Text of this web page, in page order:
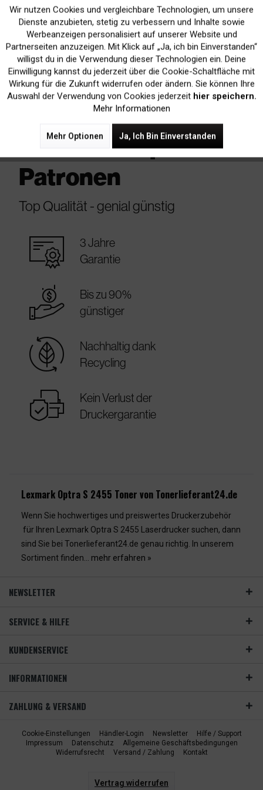
readytoship Sofort Versandfertig
Lieferfrist 1-3 Werktage
In DenWarenkorb
Unsere kompatiblen
Patronen
Top Qualität - genial günstig
warranty_certificate
3 Jahre
Garantie
best_price
Bis zu 90%
günstiger
sustainable
Nachhaltig dank
Recycling
warranty
Kein Verlust der
Druckergarantie
Lexmark Optra S 2455 Toner von Tonerlieferant24.de
Wenn Sie hochwertiges und preiswertes Druckerzubehör
für Ihren Lexmark Optra S 2455 Laserdrucker suchen, dann
sind Sie bei Tonerlieferant24.de genau richtig. In unserem
Sortiment finden... mehr erfahren »
NEWSLETTER
SERVICE & HILFE
KUNDENSERVICE
INFORMATIONEN
ZAHLUNG & VERSAND
Cookie-Einstellungen Händler-Login Newsletter
Hilfe / Support
Impressum
Datenschutz
Allgemeine Geschäftsbedingungen
Widerrufsrecht
Versand / Zahlung Kontakt
Vertrag widerrufen
Funktionale Aktiv
Marketing Inaktiv
Tracking Inaktiv
Wir nutzen Cookies und vergleichbare Technologien, um unsere
Dienste anzubieten, stetig zu verbessern und Inhalte sowie
Werbeanzeigen personalisiert auf unserer Website und
Partnerseiten anzuzeigen. Mit Klick auf „Ja, ich bin Einverstanden“
willigst du in die Verwendung dieser Technologien ein. Deine
Einwilligung kannst du jederzeit über die Cookie-Schaltfläche mit
Wirkung für die Zukunft widerrufen oder ändern. Sie können Ihre
Auswahl der Verwendung von Cookies jederzeit hier speichern.
Mehr Informationen
Mehr Optionen Ja, Ich Bin Einverstanden